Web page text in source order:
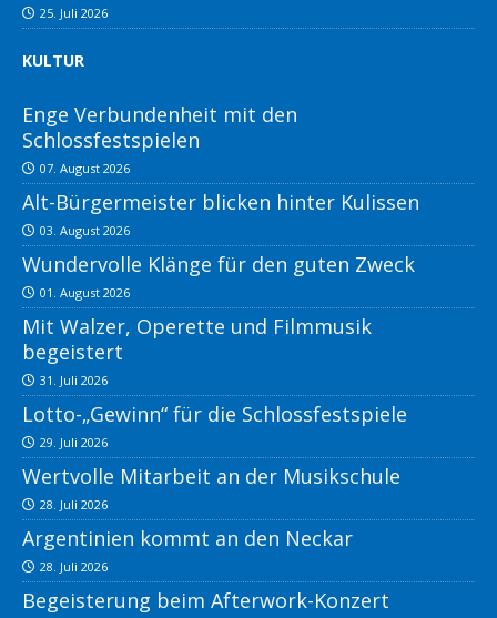
25. Juli 2026
KULTUR
Enge Verbundenheit mit den
Schlossfestspielen
07. August 2026
Alt-Bürgermeister blicken hinter Kulissen
03. August 2026
Wundervolle Klänge für den guten Zweck
01. August 2026
Mit Walzer, Operette und Filmmusik
begeistert
31. Juli 2026
Lotto-„Gewinn“ für die Schlossfestspiele
29. Juli 2026
Wertvolle Mitarbeit an der Musikschule
28. Juli 2026
Argentinien kommt an den Neckar
28. Juli 2026
Begeisterung beim Afterwork-Konzert